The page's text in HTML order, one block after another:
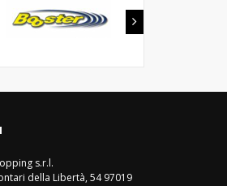
s.r.l.
della Libertà, 5497019